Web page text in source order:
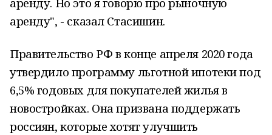
аренду", - сказал Стасишин.
Правительство РФ в конце апреля 2020 года
утвердило программу льготной ипотеки под
6,5% годовых для покупателей жилья в
новостройках. Она призвана поддержать
россиян, которые хотят улучшить